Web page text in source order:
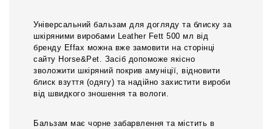
Універсальний бальзам для догляду та блиску за
шкіряними виробами Leather Fett 500 мл від
бренду Effax можна вже замовити на сторінці
сайту Horse&Pet. Засіб допоможе якісно
зволожити шкіряний покрив амуніції, відновити
блиск взуття (одягу) та надійно захистити вироби
від швидкого зношення та вологи.
Бальзам має чорне забарвлення та містить в